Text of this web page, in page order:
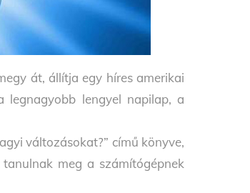
át, állítja egy híres amerikai
legnagyobb lengyel napilap, a
változásokat?” című könyve,
meg a számítógépnek